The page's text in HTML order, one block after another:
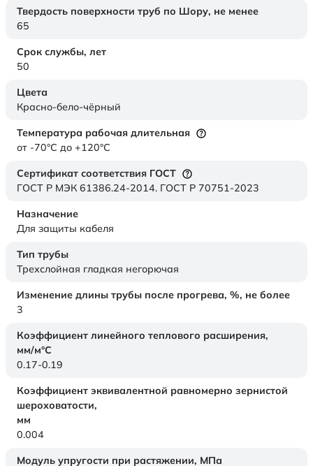
Твердость поверхности труб по Шору, не менее
65
Срок службы, лет
50
Цвета
Красно-бело-чёрный
Температура рабочая длительная
от -70°C до +120°C
Сертификат соответствия ГОСТ
ГОСТ Р МЭК 61386.24-2014. ГОСТ Р 70751-2023
Назначение
Для защиты кабеля
Тип трубы
Трехслойная гладкая негорючая
Изменение длины трубы после прогрева, %, не более
3
Коэффициент линейного теплового расширения,
мм/м°С
0.17-0.19
Коэффициент эквивалентной равномерно зернистой
шероховатости,
мм
0.004
Модуль упругости при растяжении, МПа